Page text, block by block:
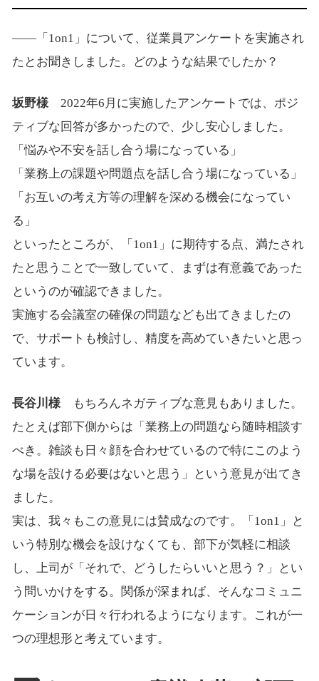
――「1on1」について、従業員アンケートを実施され
たとお聞きしました。どのような結果でしたか？
坂野様2022年6月に実施したアンケートでは、ポジ
ティブな回答が多かったので、少し安心しました。
「悩みや不安を話し合う場になっている」
「業務上の課題や問題点を話し合う場になっている」
「お互いの考え方等の理解を深める機会になってい
る」
といったところが、「1on1」に期待する点、満たされ
たと思うことで一致していて、まずは有意義であった
というのが確認できました。
実施する会議室の確保の問題なども出てきましたの
で、サポートも検討し、精度を高めていきたいと思っ
ています。
長谷川様もちろんネガティブな意見もありました。
たとえば部下側からは「業務上の問題なら随時相談す
べき。雑談も日々顔を合わせているので特にこのよう
な場を設ける必要はないと思う」という意見が出てき
ました。
実は、我々もこの意見には賛成なのです。「1on1」と
いう特別な機会を設けなくても、部下が気軽に相談
し、上司が「それで、どうしたらいいと思う？」とい
う問いかけをする。関係が深まれば、そんなコミュニ
ケーションが日々行われるようになります。これが一
つの理想形と考えています。